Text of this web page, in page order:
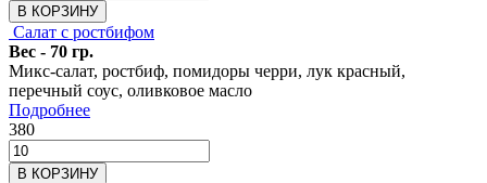
В КОРЗИНУ
Салат с ростбифом
Вес - 70 гр.
Микс-салат, ростбиф, помидоры черри, лук красный,
перечный соус, оливковое масло
Подробнее
380
В КОРЗИНУ